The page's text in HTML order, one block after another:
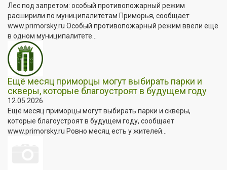
Лес под запретом: особый противопожарный режим
расширили по муниципалитетам Приморья, сообщает
www.primorsky.ru Особый противопожарный режим ввели ещё
в одном муниципалитете...
Ещё месяц приморцы могут выбирать парки и
скверы, которые благоустроят в будущем году
12.05.2026
Ещё месяц приморцы могут выбирать парки и скверы,
которые благоустроят в будущем году, сообщает
www.primorsky.ru Ровно месяц есть у жителей...